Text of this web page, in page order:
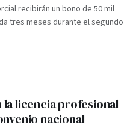
recibirán un bono de 50 mil
tres meses durante el segundo
la licencia profesional
nacional